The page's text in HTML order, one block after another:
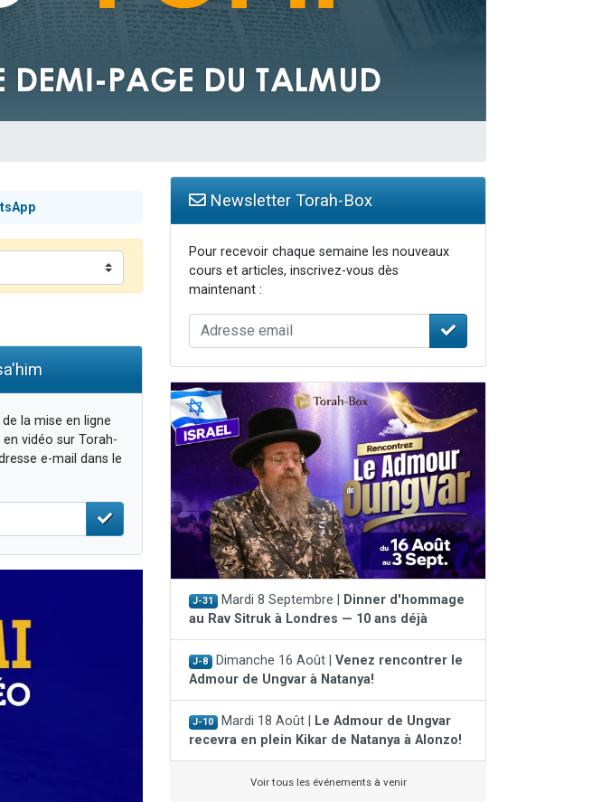
la mise en ligne
vidéo sur Torah-
e-mail dans le
Newsletter Torah-Box
Pour recevoir chaque semaine les nouveaux
cours et articles, inscrivez-vous dès
maintenant :
J-31 Mardi 8 Septembre |
Dinner d'hommage
au Rav Sitruk à Londres — 10 ans déjà
J-8 Dimanche 16 Août | Venez rencontrer le
Admour de Ungvar à Natanya!
J-10 Mardi 18 Août |
Le Admour de Ungvar
recevra en plein Kikar de Natanya à Alonzo!
Voir tous les événements à venir